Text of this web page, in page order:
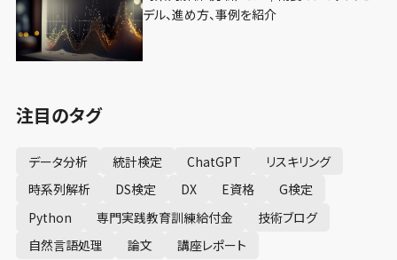
デル、進め方、事例を紹介
注目のタグ
データ分析 統計検定 ChatGPT
リスキリング
時系列解析
DS検定 DX E資格
G検定
Python
専門実践教育訓練給付金
技術ブログ
自然言語処理
論文 講座レポート